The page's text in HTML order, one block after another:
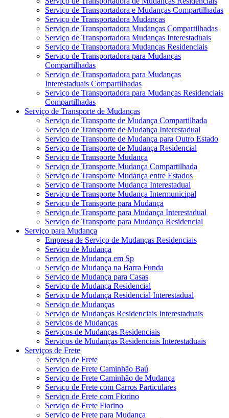
Serviço de Transportadora e Mudanças Compartilhadas
Serviço de Transportadora Mudanças
Serviço de Transportadora Mudanças Compartilhadas
Serviço de Transportadora Mudanças Interestaduais
Serviço de Transportadora Mudanças Residenciais
Serviço de Transportadora para Mudanças
Compartilhadas
Serviço de Transportadora para Mudanças
Interestaduais Compartilhadas
Serviço de Transportadora para Mudanças Residenciais
Compartilhadas
Serviço de Transporte de Mudanças
Serviço de Transporte de Mudança Compartilhada
Serviço de Transporte de Mudança Interestadual
Serviço de Transporte de Mudança para Outro Estado
Serviço de Transporte de Mudança Residencial
Serviço de Transporte Mudança
Serviço de Transporte Mudança Compartilhada
Serviço de Transporte Mudança entre Estados
Serviço de Transporte Mudança Interestadual
Serviço de Transporte Mudança Intermunicipal
Serviço de Transporte para Mudança
Serviço de Transporte para Mudança Interestadual
Serviço de Transporte para Mudança Residencial
Serviço para Mudança
Empresa de Serviço de Mudanças Residenciais
Serviço de Mudança
Serviço de Mudança em Sp
Serviço de Mudança na Barra Funda
Serviço de Mudança para Casas
Serviço de Mudança Residencial
Serviço de Mudança Residencial Interestadual
Serviço de Mudanças
Serviço de Mudanças Residenciais Interestaduais
Serviços de Mudanças
Serviços de Mudanças Residenciais
Serviços de Mudanças Residenciais Interestaduais
Serviços de Frete
Serviço de Frete
Serviço de Frete Caminhão Baú
Serviço de Frete Caminhão de Mudança
Serviço de Frete com Carros Particulares
Serviço de Frete com Fiorino
Serviço de Frete Fiorino
Serviço de Frete para Mudança